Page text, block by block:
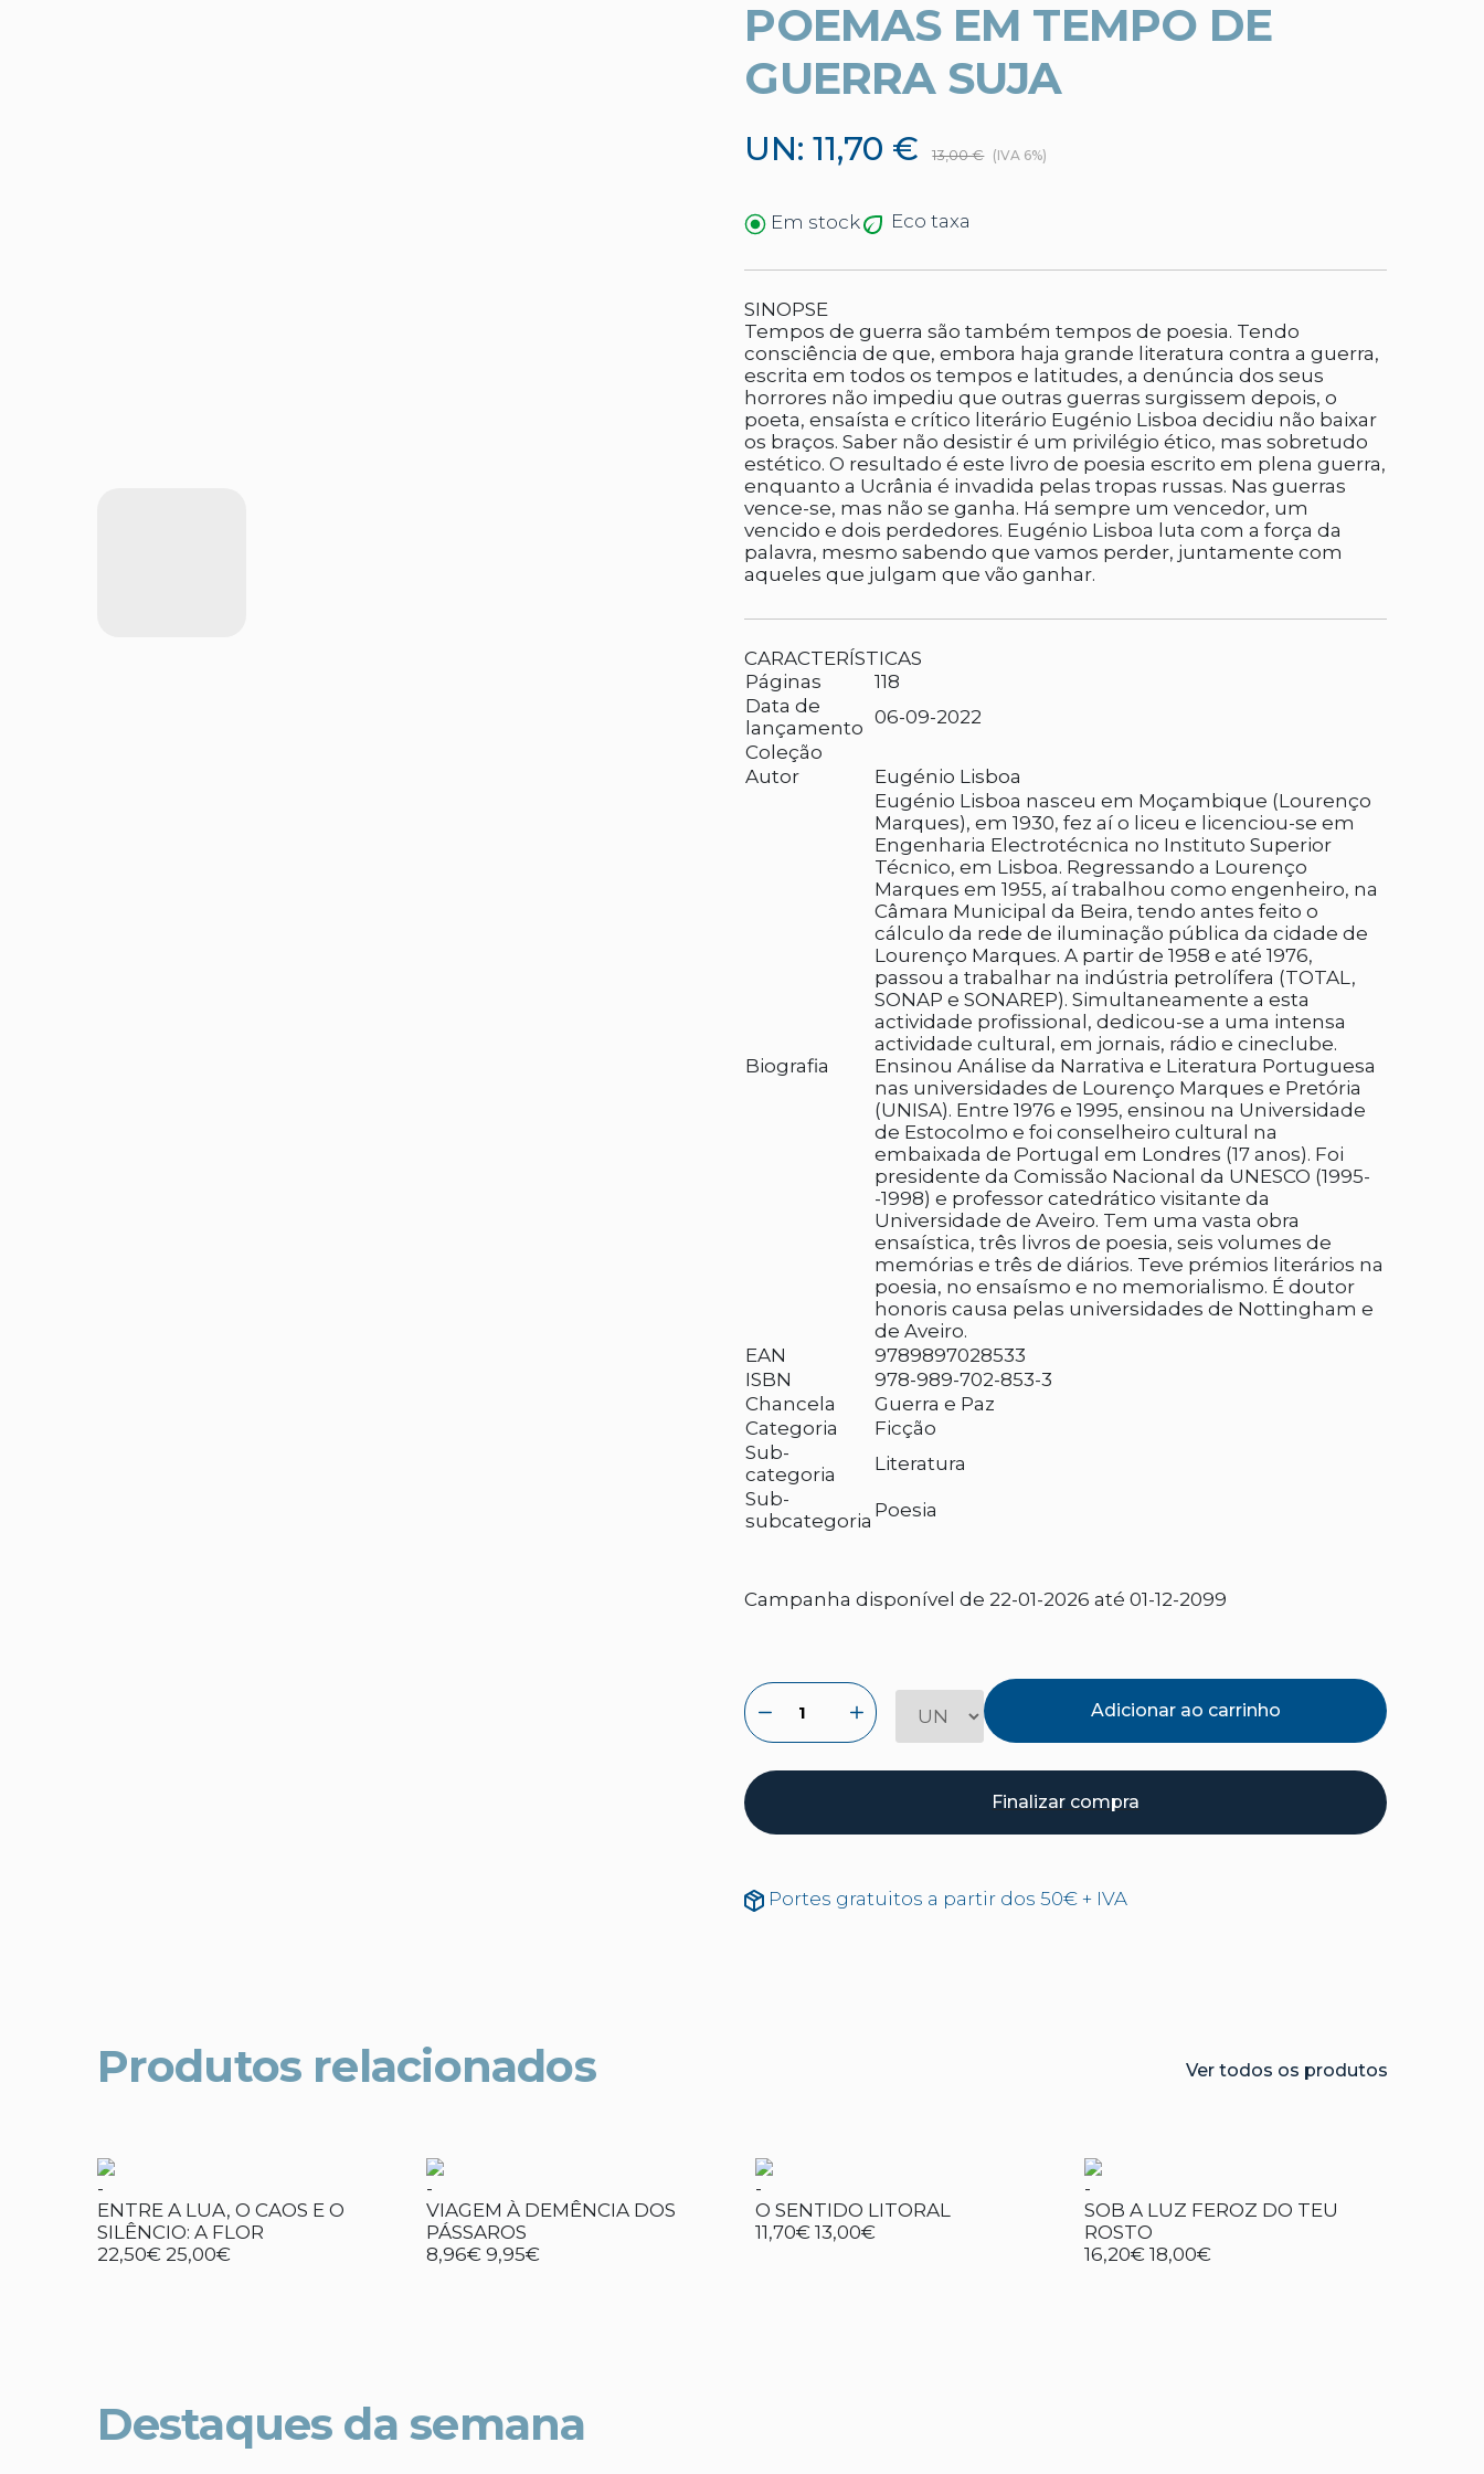
POEMAS EM TEMPO DE
GUERRA SUJA
UN: 11,70 € 13,00 € (IVA 6%)
Em stock Eco taxa
SINOPSE
Tempos de guerra são também tempos de poesia. Tendo
consciência de que, embora haja grande literatura contra a guerra,
escrita em todos os tempos e latitudes, a denúncia dos seus
horrores não impediu que outras guerras surgissem depois, o
poeta, ensaísta e crítico literário Eugénio Lisboa decidiu não baixar
os braços. Saber não desistir é um privilégio ético, mas sobretudo
estético. O resultado é este livro de poesia escrito em plena guerra,
enquanto a Ucrânia é invadida pelas tropas russas. Nas guerras
vence-se, mas não se ganha. Há sempre um vencedor, um
vencido e dois perdedores. Eugénio Lisboa luta com a força da
palavra, mesmo sabendo que vamos perder, juntamente com
aqueles que julgam que vão ganhar.
CARACTERÍSTICAS
Páginas
118
Data de
lançamento 06-09-2022
Coleção
Autor
Eugénio Lisboa
Biografia
Eugénio Lisboa nasceu em Moçambique (Lourenço
Marques), em 1930, fez aí o liceu e licenciou-se em
Engenharia Electrotécnica no Instituto Superior
Técnico, em Lisboa. Regressando a Lourenço
Marques em 1955, aí trabalhou como engenheiro, na
Câmara Municipal da Beira, tendo antes feito o
cálculo da rede de iluminação pública da cidade de
Lourenço Marques. A partir de 1958 e até 1976,
passou a trabalhar na indústria petrolífera (TOTAL,
SONAP e SONAREP). Simultaneamente a esta
actividade profissional, dedicou-se a uma intensa
actividade cultural, em jornais, rádio e cineclube.
Ensinou Análise da Narrativa e Literatura Portuguesa
nas universidades de Lourenço Marques e Pretória
(UNISA). Entre 1976 e 1995, ensinou na Universidade
de Estocolmo e foi conselheiro cultural na
embaixada de Portugal em Londres (17 anos). Foi
presidente da Comissão Nacional da UNESCO (1995-
-1998) e professor catedrático visitante da
Universidade de Aveiro. Tem uma vasta obra
ensaística, três livros de poesia, seis volumes de
memórias e três de diários. Teve prémios literários na
poesia, no ensaísmo e no memorialismo. É doutor
honoris causa pelas universidades de Nottingham e
de Aveiro.
EAN
9789897028533
ISBN
978-989-702-853-3
Chancela
Guerra e Paz
Categoria
Ficção
Sub-
categoria
Literatura
Sub-
subcategoria Poesia
Campanha disponível de 22-01-2026 até 01-12-2099
Adicionar ao carrinho
Finalizar compra
Portes gratuitos a partir dos 50€ + IVA
Produtos relacionados Ver todos os produtos
-
ENTRE A LUA, O CAOS E O
SILÊNCIO: A FLOR
22,50€ 25,00€
-
VIAGEM À DEMÊNCIA DOS
PÁSSAROS
8,96€ 9,95€
-
O SENTIDO LITORAL
11,70€ 13,00€
-
SOB A LUZ FEROZ DO TEU
ROSTO
16,20€ 18,00€
Destaques da semana